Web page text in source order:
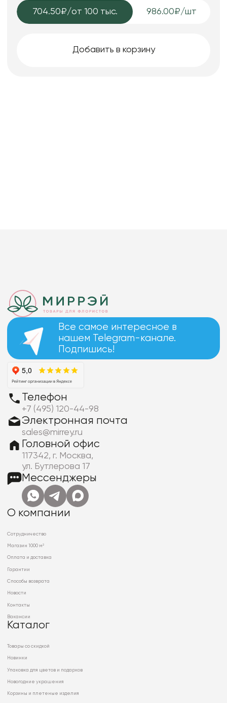
704.50₽/от 100 тыс. 986.00₽/шт
Добавить в корзину
Все самое интересное в
нашем Telegram-канале.
Подпишись!
Телефон
+7 (495) 120-44-98
Электронная почта
sales@mirrey.ru
Головной офис
117342, г. Москва,
ул. Бутлерова 17
Мессенджеры
О компании
Сотрудничество
Магазин 1000 м²
Оплата и доставка
Гарантии
Способы возврата
Новости
Контакты
Вакансии
Каталог
Товары со скидкой
Новинки
Упаковка для цветов и подарков
Новогодние украшения
Корзины и плетеные изделия